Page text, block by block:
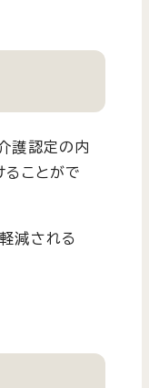
護認定の内
ることがで
減される